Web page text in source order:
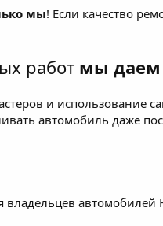
мы! Если качество
работ мы даем
и использование
автомобиль даже
владельцев автомобилей